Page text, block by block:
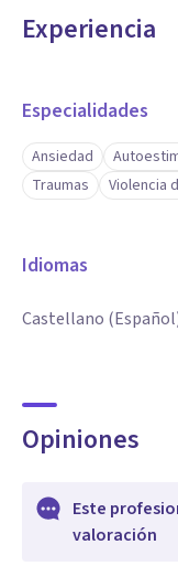
Experiencia
Especialidades
Ansiedad
Traumas
Violencia
Idiomas
Castellano
Opiniones
Este
valoración